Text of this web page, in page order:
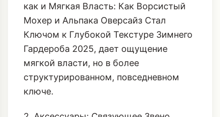
как и Мягкая Власть: Как Ворсистый
Мохер и Альпака Оверсайз Стал
Ключом к Глубокой Текстуре Зимнего
Гардероба 2025, дает ощущение
мягкой власти, но в более
структурированном, повседневном
ключе.